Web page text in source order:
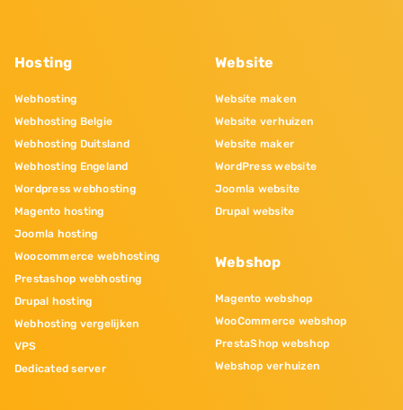
Hosting
Webhosting
Webhosting Belgie
Webhosting Duitsland
Webhosting Engeland
Wordpress webhosting
Magento hosting
Joomla hosting
Woocommerce webhosting
Prestashop webhosting
Drupal hosting
Webhosting vergelijken
VPS
Dedicated server
Website
Website maken
Website verhuizen
Website maker
WordPress website
Joomla website
Drupal website
Webshop
Magento webshop
WooCommerce webshop
PrestaShop webshop
Webshop verhuizen